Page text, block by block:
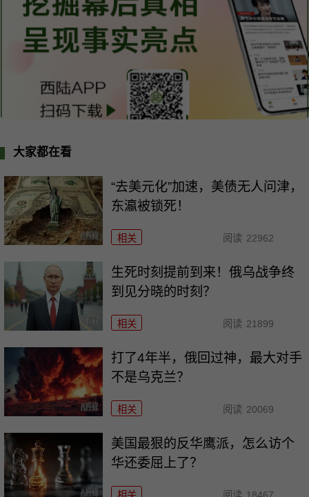
大家都在看
“去美元化”加速，美债无人问津，
东瀛被锁死！
相关 阅读 22962
生死时刻提前到来！俄乌战争终
到见分晓的时刻？
相关 阅读 21899
打了4年半，俄回过神，最大对手
不是乌克兰？
相关 阅读 20069
美国最狠的反华鹰派，怎么访个
华还委屈上了？
相关 阅读 18467